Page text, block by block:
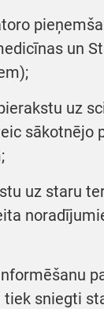
un
uz
sākotnējo
uz staru
sniegti